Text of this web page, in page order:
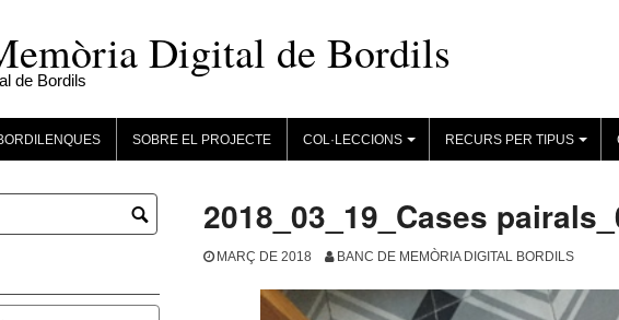
Digital de Bordils
de Bordils
SOBRE EL PROJECTE
+
COL·LECCIONS
+
RECURS PER TIPUS
2018_03_19_Cases
MARÇ DE 2018 BANC DE MEMÒRIA DIGITAL BORDILS